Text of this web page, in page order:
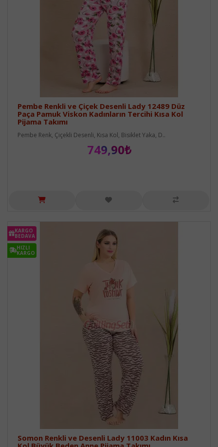
Pembe Renkli ve Çiçek Desenli Lady 12489 Düz
Paça Pamuk Viskon Kadınların Tercihi Kısa Kol
Pijama Takımı
Pembe Renk, Çiçekli Desenli, Kısa Kol, Bisiklet Yaka, D..
749,90₺
KARGO
BEDAVA
HIZLI
KARGO
Somon Renkli ve Desenli Lady 11003 Kadın Kısa